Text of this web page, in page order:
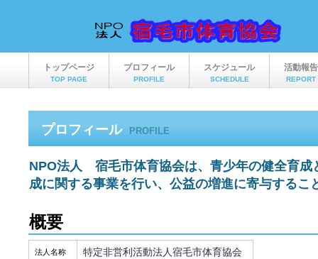
プロフィール PROFILE
NPO法人 宿毛市体育協会は、青少年の健全育成
成に関する事業を行い、公益の増進に寄与するこ
概要
法人名称 特定非営利活動法人宿毛市体育協会
トップページ
TOP PAGE
プロフィール
PROFILE
スケジュール
SCHEDULE
活動報告
REPORT